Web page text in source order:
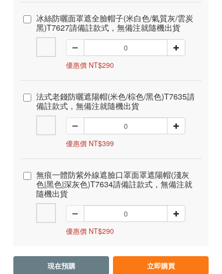
冰絲防曬面罩遮全臉帽子(米白色/氣質灰/雲炭
黑)T7627請備註款式，無備注就隨機出貨
優惠價 NT$290
法式老錢防曬遮陽帽(米色/棕色/黑色)T7635請
備註款式，無備注就隨機出貨
優惠價 NT$399
無痕一體防紫外線遮臉口罩面罩遮陽帽(淺灰
色|黑色|深灰色)T7634請備註款式，無備注就
隨機出貨
優惠價 NT$290
現在預購 立即購買